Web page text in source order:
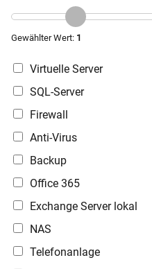
Gewählter Wert: 1
F
a
g
e
n
u
r
v
o
h
a
n
Virtuelle Server
SQL-Server
Firewall
Anti-Virus
Backup
Office 365
Exchange Server lokal
NAS
Telefonanlage